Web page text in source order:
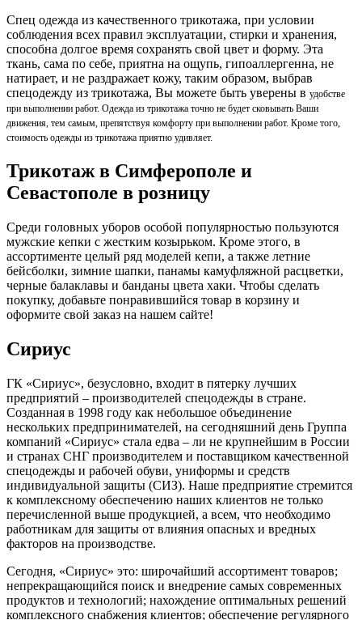
Спец одежда из качественного трикотажа, при условии
соблюдения всех правил эксплуатации, стирки и хранения,
способна долгое время сохранять свой цвет и форму. Эта
ткань, сама по себе, приятна на ощупь, гипоаллергенна, не
натирает, и не раздражает кожу, таким образом, выбрав
спецодежду из трикотажа, Вы можете быть уверены в удобстве
при выполнении работ. Одежда из трикотажа точно не будет сковывать Ваши
движения, тем самым, препятствуя комфорту при выполнении работ. Кроме того,
стоимость одежды из трикотажа приятно удивляет.
Трикотаж в Симферополе и
Севастополе в розницу
Среди головных уборов особой популярностью пользуются
мужские кепки с жестким козырьком. Кроме этого, в
ассортименте целый ряд моделей кепи, а также летние
бейсболки, зимние шапки, панамы камуфляжной расцветки,
черные балаклавы и банданы цвета хаки. Чтобы сделать
покупку, добавьте понравившийся товар в корзину и
оформите свой заказ на нашем сайте!
Сириус
ГК «Сириус», безусловно, входит в пятерку лучших
предприятий – производителей спецодежды в стране.
Созданная в 1998 году как небольшое объединение
нескольких предпринимателей, на сегодняшний день Группа
компаний «Сириус» стала едва – ли не крупнейшим в России
и странах СНГ производителем и поставщиком качественной
спецодежды и рабочей обуви, униформы и средств
индивидуальной защиты (СИЗ). Наше предприятие стремится
к комплексному обеспечению наших клиентов не только
перечисленной выше продукцией, а всем, что необходимо
работникам для защиты от влияния опасных и вредных
факторов на производстве.
Сегодня, «Сириус» это: широчайший ассортимент товаров;
непрекращающийся поиск и внедрение самых современных
продуктов и технологий; нахождение оптимальных решений
комплексного снабжения клиентов; обеспечение регулярного